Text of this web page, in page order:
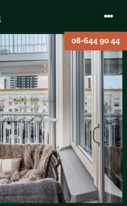
08-644 90 44